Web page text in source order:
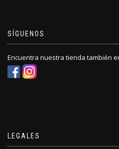
SÍGUENOS
Encuentra nuestra tienda también
LEGALES